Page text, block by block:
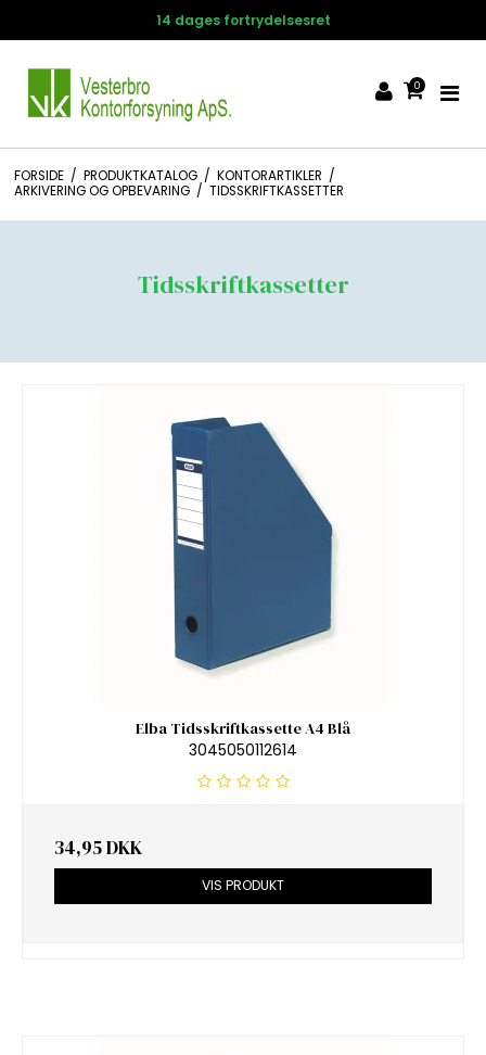
14 dages fortrydelsesret
0
FORSIDE / PRODUKTKATALOG / KONTORARTIKLER /
ARKIVERING OG OPBEVARING / TIDSSKRIFTKASSETTER
Tidsskriftkassetter
Elba Tidsskriftkassette A4 Blå
3045050112614
34,95 DKK
VIS PRODUKT